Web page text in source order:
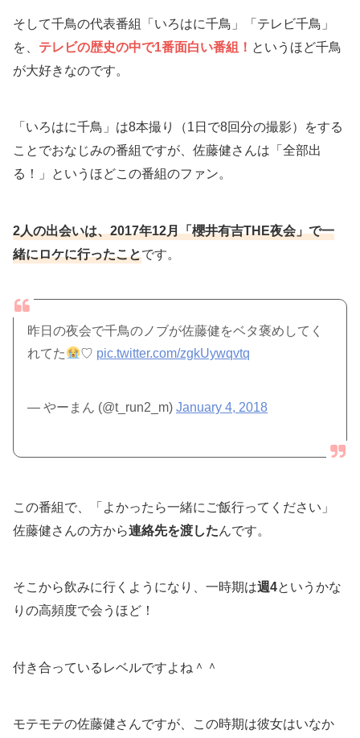
そして千鳥の代表番組「いろはに千鳥」「テレビ千鳥」
を、 テレビの歴史の中で1番面白い番組！ というほど千鳥
が大好きなのです。
「いろはに千鳥」は8本撮り（1日で8回分の撮影）をする
ことでおなじみの番組ですが、佐藤健さんは「全部出
る！」というほどこの番組のファン。
2人の出会いは、2017年12月「櫻井有吉THE夜会」で一
緒にロケに行ったことです。
昨日の夜会で千鳥のノブが佐藤健をベタ褒めしてく
れてた
♡ pic.twitter.com/zgkUywqvtq
— やーまん (@t_run2_m)January 4, 2018
この番組で、「よかったら一緒にご飯行ってください」
佐藤健さんの方から連絡先を渡したんです。
そこから飲みに行くようになり、一時期は週4というかな
りの高頻度で会うほど！
付き合っているレベルですよね＾＾
モテモテの佐藤健さんですが、この時期は彼女はいなか